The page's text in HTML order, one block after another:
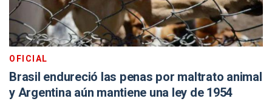
OFICIAL
Brasil endureció las penas por maltrato animal
y Argentina aún mantiene una ley de 1954